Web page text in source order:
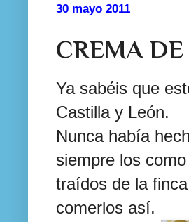
30 mayo 2011
CREMA
Ya sabéis que
Castilla y León.
Nunca había
siempre los
traídos de la
comerlos así.